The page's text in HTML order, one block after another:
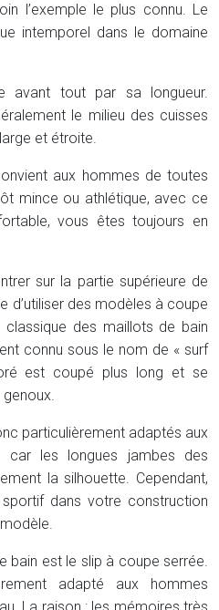
l’exemple le plus connu. Le
intemporel dans le domaine
avant tout par sa longueur.
le milieu des cuisses
et étroite.
aux hommes de toutes
mince ou athlétique, avec ce
vous êtes toujours en
sur la partie supérieure de
d’utiliser des modèles à coupe
des maillots de bain
connu sous le nom de « surf
est coupé plus long et se
particulièrement adaptés aux
car les longues jambes des
la silhouette. Cependant,
dans votre construction
bain est le slip à coupe serrée.
adapté aux hommes